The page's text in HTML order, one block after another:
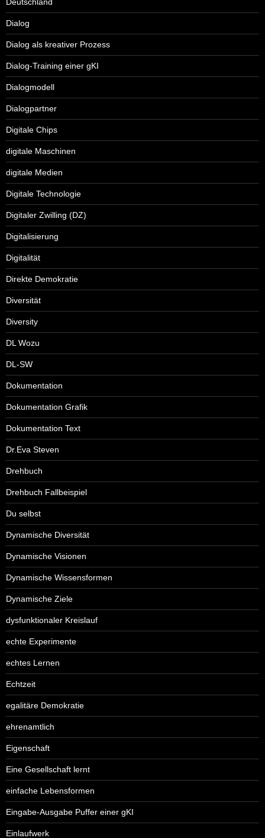
Dialog
Dialog als kreativer Prozess
Dialog-Training einer gKI
Dialogmodell
Dialogpartner
Digitale Chips
digitale Maschinen
digitale Medien
Digitale Technologie
Digitaler Zwilling (DZ)
Digitalisierung
Digitalität
Direkte Demokratie
Diversität
Diversity
DL Wozu
DL-SW
Dokumentation
Dokumentation Grafik
Dokumentation Text
Dr.Eva Steven
Drehbuch
Drehbuch Fallbeispiel
Du selbst
Dynamische Diversität
Dynamische Visionen
Dynamische Wissensformen
Dynamische Ziele
dysfunktionaler Kreislauf
echte Experimente
echtes Lernen
Echtzeit
egalitäre Demokratie
ehrenamtlich
Eigenschaft
Eine Gesellschaft lernt
einfache Lebensformen
Eingabe-Ausgabe Puffer einer gKI
Einlaufwerk